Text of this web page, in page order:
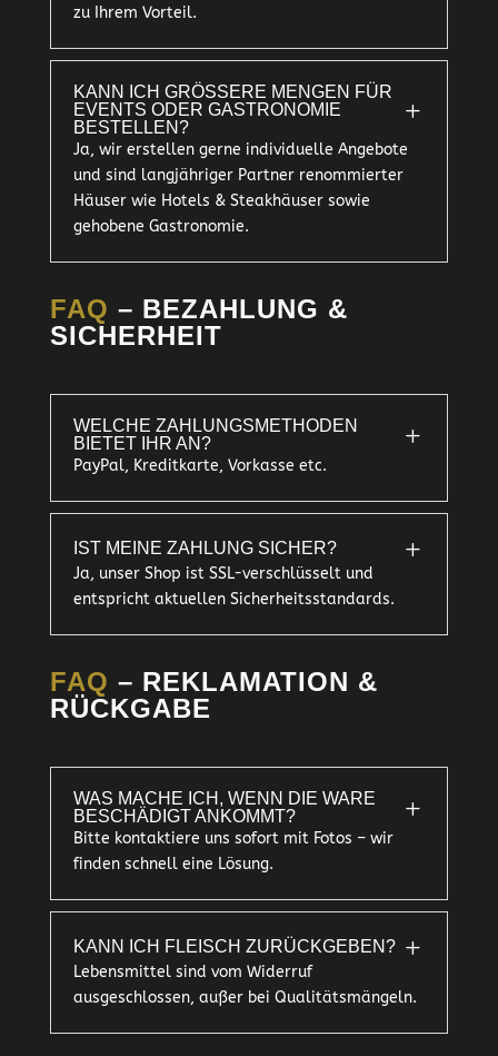
zu Ihrem Vorteil.
KANN ICH GRÖSSERE MENGEN FÜR E
VENTS ODER GASTRONOMIE B
ESTELLEN?
L
Ja, wir erstellen gerne individuelle Angebote
und sind langjähriger Partner renommierter
Häuser wie Hotels & Steakhäuser sowie
gehobene Gastronomie.
FAQ – BEZAHLUNG &
SICHERHEIT
WELCHE ZAHLUNGSMETHODEN
BIETET IHR AN?
L
PayPal, Kreditkarte, Vorkasse etc.
IST MEINE ZAHLUNG SICHER? L
Ja, unser Shop ist SSL-verschlüsselt und
entspricht aktuellen Sicherheitsstandards.
FAQ – REKLAMATION &
RÜCKGABE
WAS MACHE ICH, WENN DIE WARE
BESCHÄDIGT ANKOMMT?
L
Bitte kontaktiere uns sofort mit Fotos – wir
finden schnell eine Lösung.
KANN ICH FLEISCH ZURÜCKGEBEN? L
Lebensmittel sind vom Widerruf
ausgeschlossen, außer bei Qualitätsmängeln.